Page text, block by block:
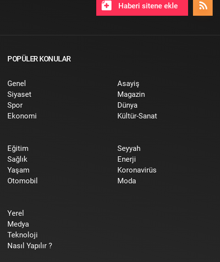
Haberi sitene ekle
POPÜLER KONULAR
Genel
Siyaset
Spor
Ekonomi
Asayiş
Magazin
Dünya
Kültür-Sanat
Eğitim
Sağlık
Yaşam
Otomobil
Seyyah
Enerji
Koronavirüs
Moda
Yerel
Medya
Teknoloji
Nasıl Yapılır ?